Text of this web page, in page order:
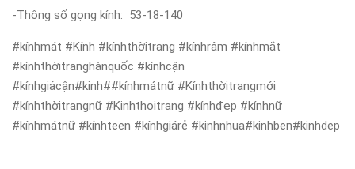
-Thông số gọng kính: 53-18-140
#kínhmát #Kính #kínhthờitrang #kínhrâm #kínhmắt
#kínhthờitranghànquốc #kínhcận
#kínhgiảcận#kinh##kínhmátnữ #Kínhthờitrangmới
#kínhthờitrangnữ #Kinhthoitrang #kínhđẹp #kínhnữ
#kínhmátnữ #kínhteen #kínhgiárẻ #kinhnhua#kinhben#kinhdep